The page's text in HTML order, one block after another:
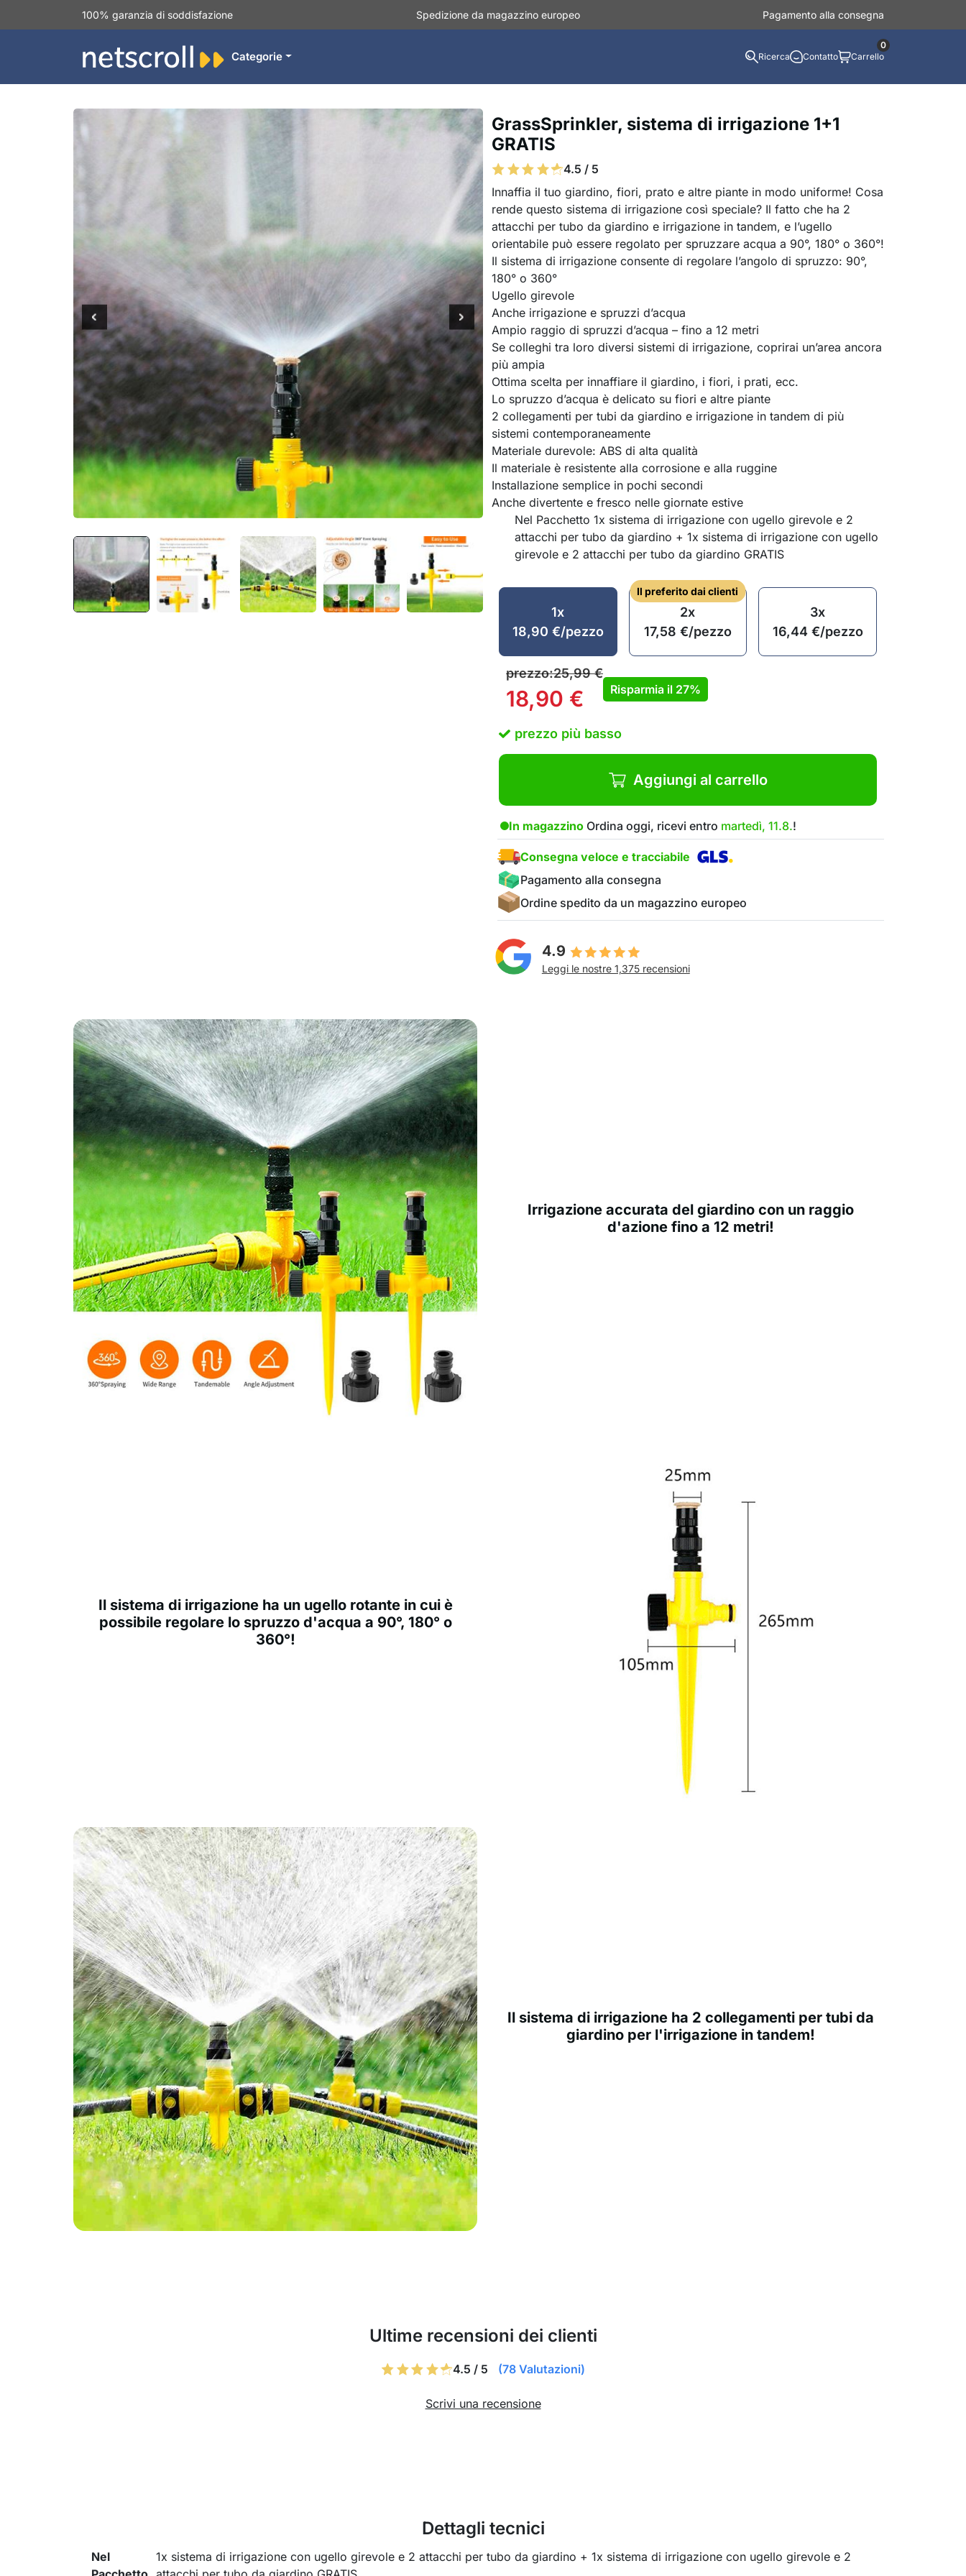
100% garanzia di soddisfazione Spedizione da magazzino europeo Pagamento alla consegna
Categorie Ricerca Contatto Carrello
0
GrassSprinkler, sistema di irrigazione 1+1
GRATIS
4.5 / 5
Innaffia il tuo giardino, fiori, prato e altre piante in modo uniforme! Cosa
rende questo sistema di irrigazione così speciale? Il fatto che ha 2
attacchi per tubo da giardino e irrigazione in tandem, e l’ugello
orientabile può essere regolato per spruzzare acqua a 90°, 180° o 360°!
Il sistema di irrigazione consente di regolare l’angolo di spruzzo: 90°,
180° o 360°
Ugello girevole
Anche irrigazione e spruzzi d’acqua
Ampio raggio di spruzzi d’acqua – fino a 12 metri
Se colleghi tra loro diversi sistemi di irrigazione, coprirai un’area ancora
più ampia
Ottima scelta per innaffiare il giardino, i fiori, i prati, ecc.
Lo spruzzo d’acqua è delicato su fiori e altre piante
2 collegamenti per tubi da giardino e irrigazione in tandem di più
sistemi contemporaneamente
Materiale durevole: ABS di alta qualità
Il materiale è resistente alla corrosione e alla ruggine
Installazione semplice in pochi secondi
Anche divertente e fresco nelle giornate estive
Nel Pacchetto 1x sistema di irrigazione con ugello girevole e 2
attacchi per tubo da giardino + 1x sistema di irrigazione con ugello
girevole e 2 attacchi per tubo da giardino GRATIS
1x
18,90 €/pezzo
Il preferito dai clienti
2x
17,58 €/pezzo
3x
16,44 €/pezzo
prezzo:25,99€
18,90 € Risparmia il 27%
prezzo più basso
Aggiungi al carrello
In magazzino Ordina oggi, ricevi entro martedì, 11.8.!
Consegna veloce e tracciabile
Pagamento alla consegna
Ordine spedito da un magazzino europeo
4.9
Leggi le nostre 1,375 recensioni
Irrigazione accurata del giardino con un raggio
d'azione fino a 12 metri!
Il sistema di irrigazione ha un ugello rotante in cui è
possibile regolare lo spruzzo d'acqua a 90°, 180° o
360°!
Il sistema di irrigazione ha 2 collegamenti per tubi da
giardino per l'irrigazione in tandem!
Ultime recensioni dei clienti
4.5 / 5 (78 Valutazioni)
Scrivi una recensione
Dettagli tecnici
Nel
1x sistema di irrigazione con ugello girevole e 2 attacchi per tubo da giardino + 1x sistema di irrigazione con ugello girevole e 2